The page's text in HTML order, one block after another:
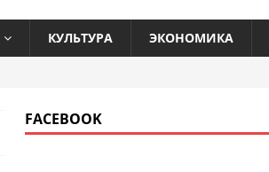
КУЛЬТУРА ЭКОНОМИКА
FACEBOOK